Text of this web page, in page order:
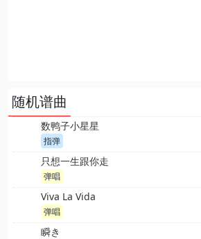
随机谱曲
数鸭子小星星
指弹
只想一生跟你走
弹唱
Viva La Vida
弹唱
瞬き